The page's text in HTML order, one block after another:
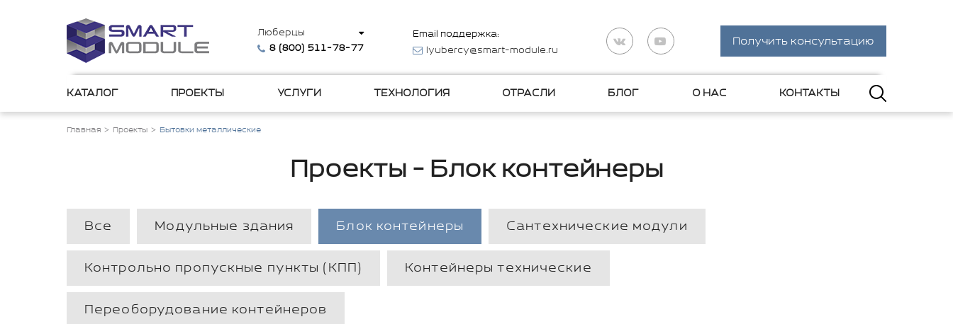
Люберцы
8 (800) 511-78-77
Email поддержка:
lyubercy@smart-module.ru
Получить консультацию
КАТАЛОГ ПРОЕКТЫ УСЛУГИ ТЕХНОЛОГИЯ ОТРАСЛИ БЛОГ О НАС КОНТАКТЫ
Главная Проекты Бытовки металлические
Проекты - Блок контейнеры
Все Модульные здания Блок контейнеры Сантехнические модули
Контрольно пропускные пункты (КПП) Контейнеры технические
Переоборудование контейнеров